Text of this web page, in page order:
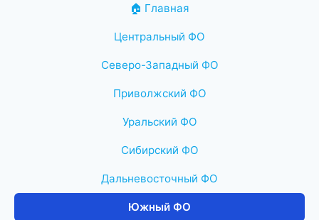
🏠 Главная
Центральный ФО
Северо-Западный ФО
Приволжский ФО
Уральский ФО
Сибирский ФО
Дальневосточный ФО
Южный ФО